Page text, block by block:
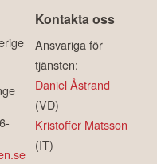
Kontakta oss
Ansvariga för
tjänsten:
Daniel Åstrand
(VD)
Kristoffer Matsson
(IT)